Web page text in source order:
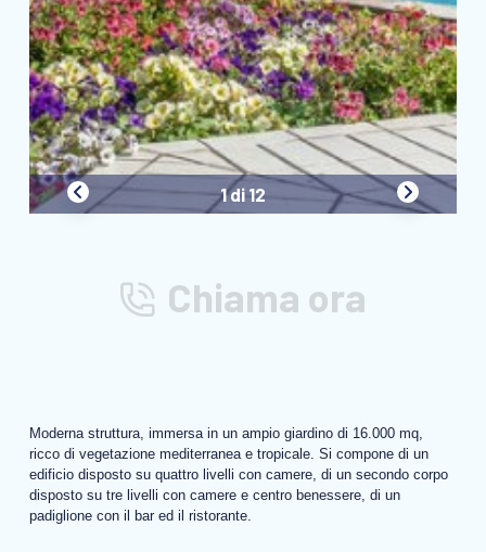
1 di 12
Chiama ora
Moderna struttura, immersa in un ampio giardino di 16.000 mq,
ricco di vegetazione mediterranea e tropicale. Si compone di un
edificio disposto su quattro livelli con camere, di un secondo corpo
disposto su tre livelli con camere e centro benessere, di un
padiglione con il bar ed il ristorante.